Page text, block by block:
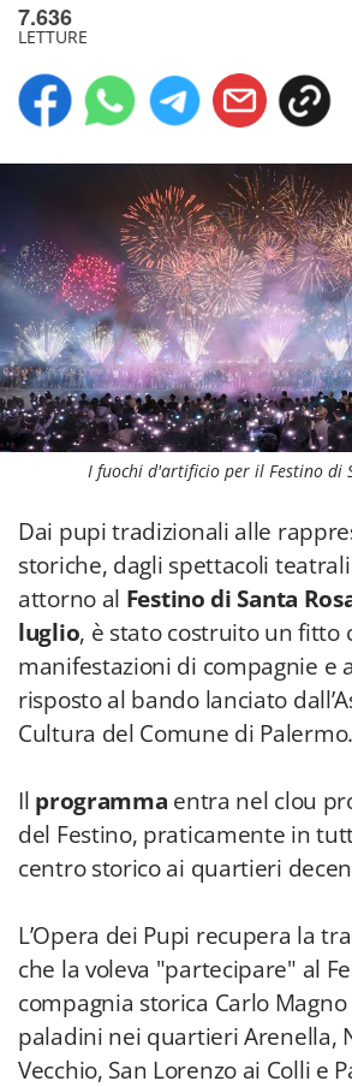
7.636
LETTURE
I fuochi d'artificio per il Festino di
Dai pupi tradizionali alle
storiche, dagli spettacoli
attorno al Festino di Santa
luglio, è stato costruito un fitto
manifestazioni di compagnie e
risposto al bando lanciato
Cultura del Comune di Palermo.
Il programma entra nel clou
del Festino, praticamente in
centro storico ai quartieri
L’Opera dei Pupi recupera la
che la voleva "partecipare" al
compagnia storica Carlo
paladini nei quartieri Arenella,
Vecchio, San Lorenzo ai Colli e